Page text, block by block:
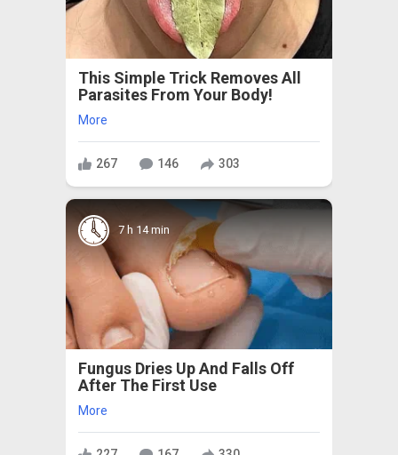
This Simple Trick Removes All
Parasites From Your Body!
More
267 146 303
7 h 14 min
Fungus Dries Up And Falls Off
After The First Use
More